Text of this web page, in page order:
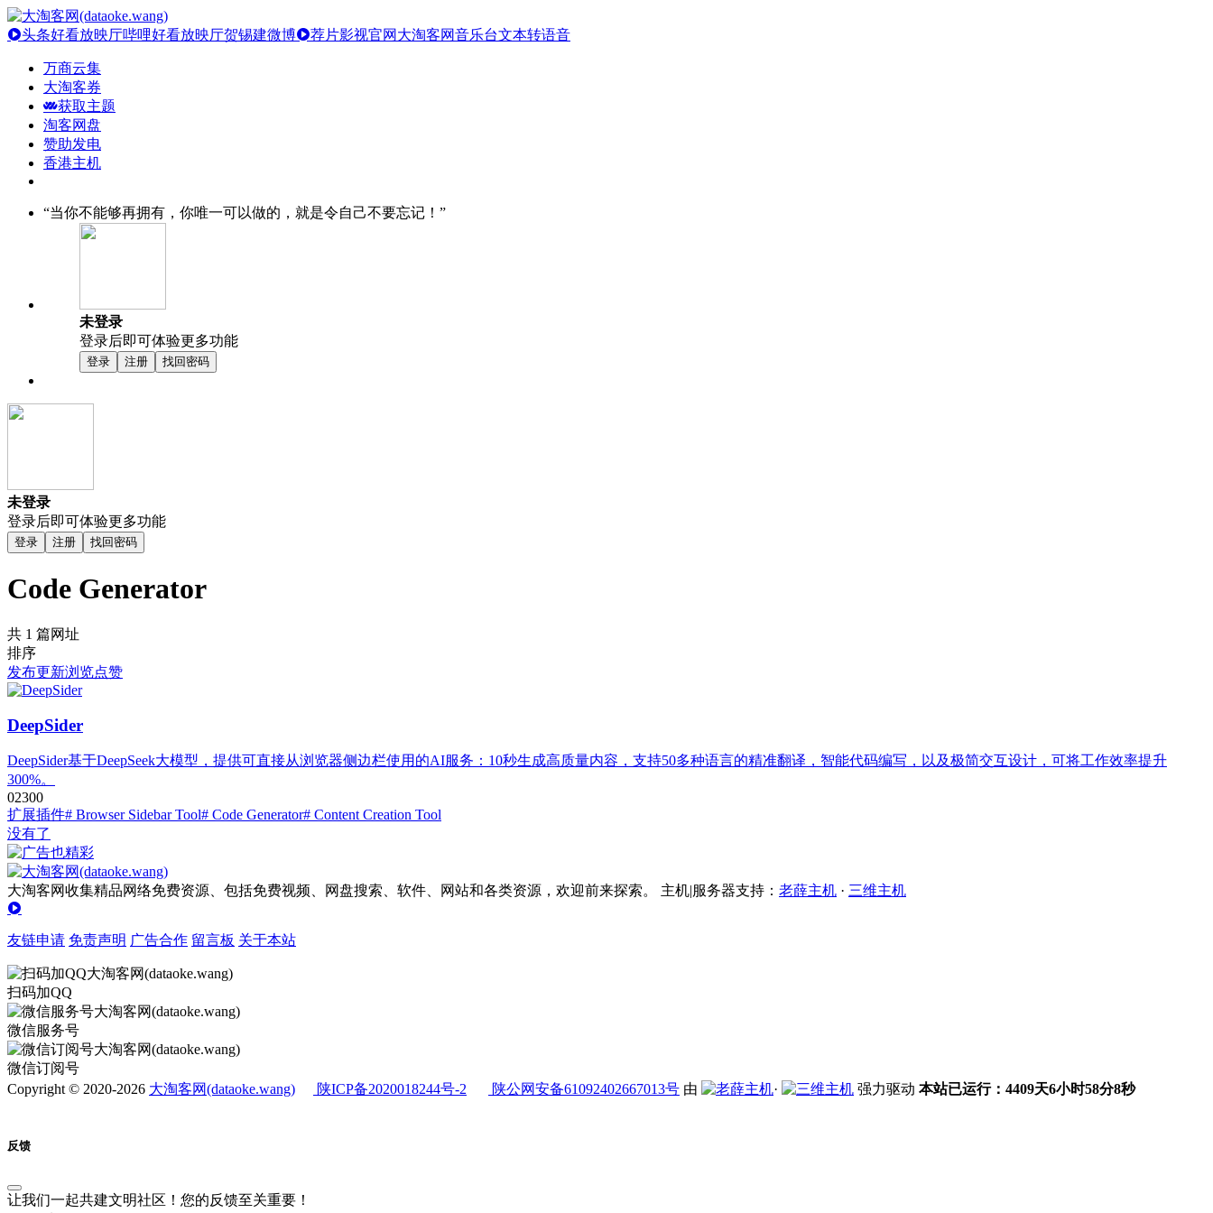
头条好看放映厅哔哩好看放映厅贺锡建微博 荐片影视官网 大淘客网音乐台文本转语音
万商云集
大淘客券
获取主题
淘客网盘
赞助发电
香港主机
“当你不能够再拥有，你唯一可以做的，就是令自己不要忘记！”
未登录
登录后即可体验更多功能
登录 注册 找回密码
未登录
登录后即可体验更多功能
登录 注册 找回密码
Code Generator
共 1 篇网址
排序
发布更新浏览点赞
DeepSider
DeepSider基于DeepSeek大模型，提供可直接从浏览器侧边栏使用的AI服务：10秒生成高质量内容，支持50多种语言的精准翻译，智能代码编写，以及极简交互设计，可将工作效率提升
300%。
02300
扩展插件# Browser Sidebar Tool# Code Generator# Content Creation Tool
没有了
大淘客网收集精品网络免费资源、包括免费视频、网盘搜索、软件、网站和各类资源，欢迎前来探索。 主机|服务器支持： 老薛主机 · 三维主机
友链申请 免责声明 广告合作 留言板 关于本站
扫码加QQ
微信服务号
微信订阅号
Copyright © 2020-2026 大淘客网(dataoke.wang) 陕ICP备2020018244号-2 陕公网安备61092402667013号 由 · 强力驱动 本站已运行：4409天6小时58分8秒
反馈
让我们一起共建文明社区！您的反馈至关重要！